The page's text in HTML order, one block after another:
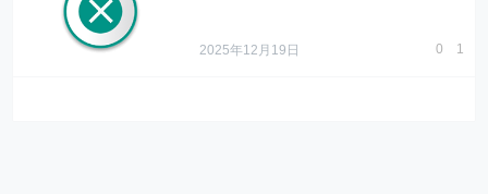
2025年12月19日 0 1